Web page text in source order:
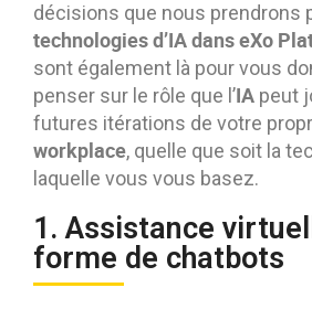
décisions que nous prendrons
technologies d’IA dans eXo
sont également là pour vous
penser sur le rôle que l’IA peut
futures itérations de votre
workplace, quelle que soit la
laquelle vous vous basez.
1. Assistance
forme de chatbots